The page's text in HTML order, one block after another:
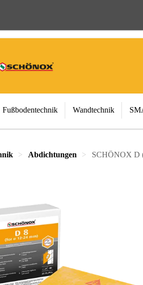
Fußbodentechnik Wandtechnik
Abdichtungen SCHÖNOX D